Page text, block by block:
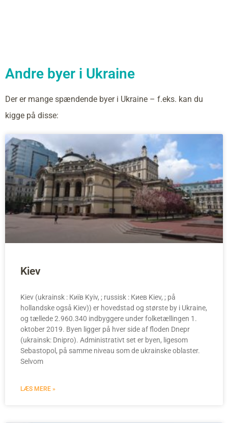
Andre byer i Ukraine
Der er mange spændende byer i Ukraine – f.eks. kan du
kigge på disse:
Kiev
Kiev (ukrainsk : Київ Kyiv, ; russisk : Киев Kiev, ; på
hollandske også Kiev)) er hovedstad og største by i Ukraine,
og tællede 2.960.340 indbyggere under folketællingen 1.
oktober 2019. Byen ligger på hver side af floden Dnepr
(ukrainsk: Dnipro). Administrativt set er byen, ligesom
Sebastopol, på samme niveau som de ukrainske oblaster.
Selvom
LÆS MERE »